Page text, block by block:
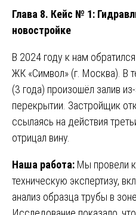
Глава 8. Кейс № 1:
новостройке
В 2024 году к нам
ЖК «Символ» (г. Москва). В
(3 года) произошёл залив
перекрытии. Застройщик
ссылаясь на действия
отрицал вину.
Наша работа: Мы провели
техническую экспертизу,
анализ образца трубы в